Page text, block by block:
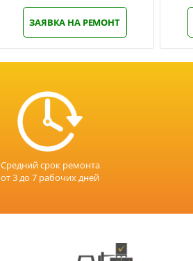
ЗАЯВКА НА РЕМОНТ
Средний срок ремонта
от 3 до 7 рабочих дней